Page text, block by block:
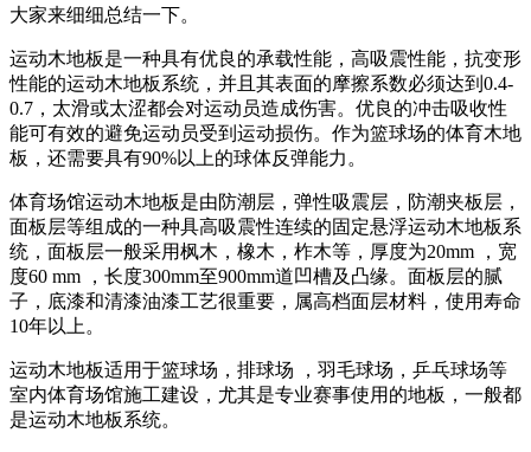
大家来细细总结一下。
运动木地板是一种具有优良的承载性能，高吸震性能，抗变形
性能的运动木地板系统，并且其表面的摩擦系数必须达到0.4-
0.7，太滑或太涩都会对运动员造成伤害。优良的冲击吸收性
能可有效的避免运动员受到运动损伤。作为篮球场的体育木地
板，还需要具有90%以上的球体反弹能力。
体育场馆运动木地板是由防潮层，弹性吸震层，防潮夹板层，
面板层等组成的一种具高吸震性连续的固定悬浮运动木地板系
统，面板层一般采用枫木，橡木，柞木等，厚度为20mm ，宽
度60 mm ，长度300mm至900mm道凹槽及凸缘。面板层的腻
子，底漆和清漆油漆工艺很重要，属高档面层材料，使用寿命
10年以上。
运动木地板适用于篮球场，排球场 ，羽毛球场，乒乓球场等
室内体育场馆施工建设，尤其是专业赛事使用的地板，一般都
是运动木地板系统。